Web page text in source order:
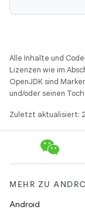
Alle Inhalte und
Lizenzen wie im
OpenJDK sind
und/oder seinen
Zuletzt aktualisiert:
MEHR ZU
Android